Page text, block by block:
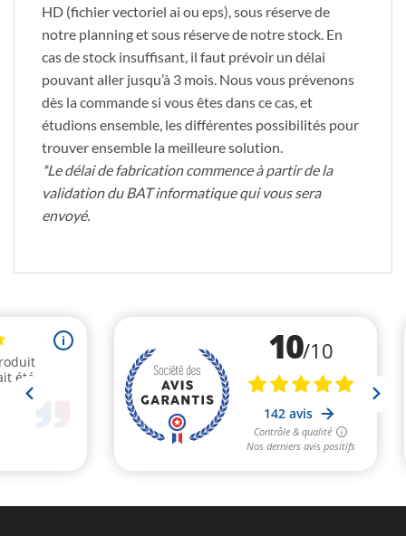
HD (fichier vectoriel ai ou eps), sous réserve de
notre planning et sous réserve de notre stock. En
cas de stock insuffisant, il faut prévoir un délai
pouvant aller jusqu’à 3 mois. Nous vous prévenons
dès la commande si vous êtes dans ce cas, et
étudions ensemble, les différentes possibilités pour
trouver ensemble la meilleure solution.
*Le délai de fabrication commence à partir de la
validation du BAT informatique qui vous sera
envoyé.